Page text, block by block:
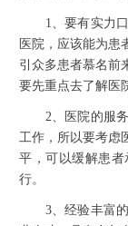
1、要有实力口
医院，应该能为患
引众多患者慕名前
要先重点去了解医
2、医院的服务
工作，所以要考虑
平，可以缓解患
行。
3、经验丰富的